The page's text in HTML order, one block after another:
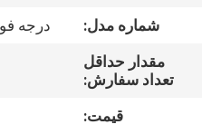
کارخانه
شماره مدل:
درجه
مقدار حداقل
تعداد سفارش:
قیمت: